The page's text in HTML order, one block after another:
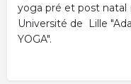
yoga pré et post natal
Université de Lille
YOGA".